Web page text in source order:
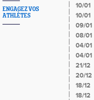
ENGAGEZ VOS
ATHLÈTES
10/01
10/01
09/01
08/01
04/01
04/01
21/12
20/12
18/12
18/12